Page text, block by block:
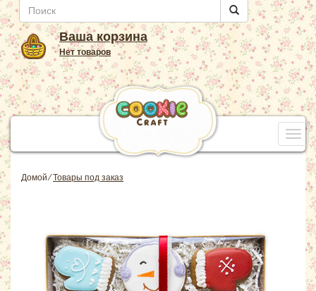
Ваша корзина
Нет товаров
Домой⁄Товары под заказ